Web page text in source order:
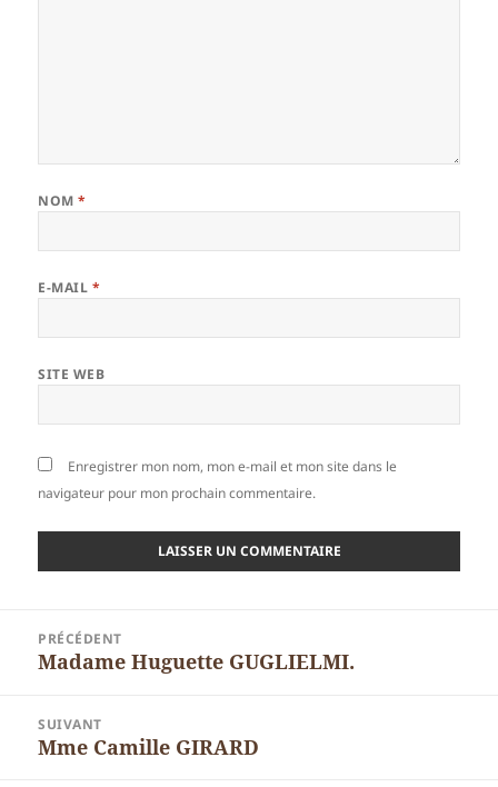
NOM*
E-MAIL *
SITE WEB
Enregistrer mon nom, mon e-mail et mon site dans le
navigateur pour mon prochain commentaire.
l’article
PRÉCÉDENT
Article
Madame Huguette GUGLIELMI.
SUIVANT
Article
Mme Camille GIRARD